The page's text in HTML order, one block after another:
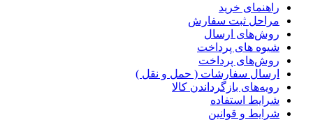
راهنمای خرید
مراحل ثبت سفارش
روش‌های ارسال
شیوه های پرداخت
روش‌های پرداخت
ارسال سفارشات ( حمل و نقل )
رویه‌های بازگرداندن کالا
شرایط استفاده
شرایط و قوانین